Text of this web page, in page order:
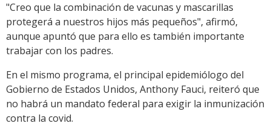
"Creo que la combinación de vacunas y mascarillas
protegerá a nuestros hijos más pequeños", afirmó,
aunque apuntó que para ello es también importante
trabajar con los padres.
En el mismo programa, el principal epidemiólogo del
Gobierno de Estados Unidos, Anthony Fauci, reiteró que
no habrá un mandato federal para exigir la inmunización
contra la covid.